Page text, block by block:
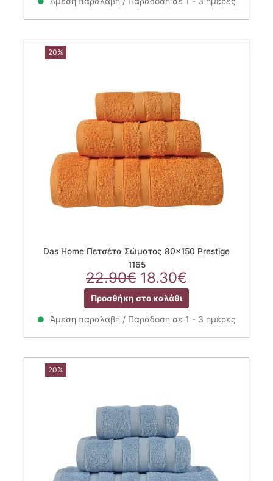
20%
Das Home Πετσέτα Σώματος 80×150 Prestige
1165
22.90€ Original
price
was:
22.90€.
18.30€
τρέχουσα
τιμή
είναι:
18.30€.
Προσθήκη στο καλάθι
Άμεση παραλαβή / Παράδοση σε 1 - 3 ημέρες
20%